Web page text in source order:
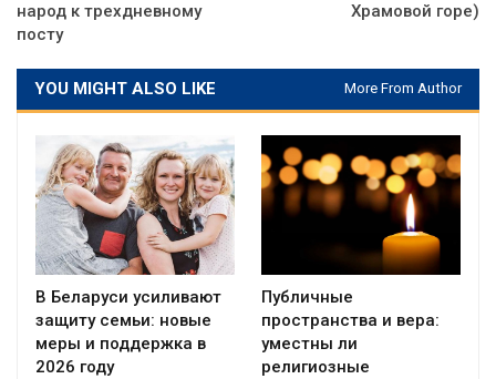
народ к трехдневному
посту
Храмовой горе)
YOU MIGHT ALSO LIKE More From Author
В Беларуси усиливают
защиту семьи: новые
меры и поддержка в
2026 году
Публичные
пространства и вера:
уместны ли
религиозные